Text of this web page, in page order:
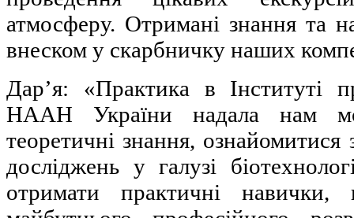
атмосферу. Отримані знання та
внеском у скарбничку наших
Дар’я: «Практика в Інституті
НААН України надала нам
теоретичні знання,
досліджень у галузі
отримати практичні